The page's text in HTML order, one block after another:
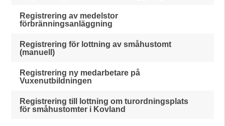
Registrering av medelstor
förbränningsanläggning
Registrering för lottning av småhustomt
(manuell)
Registrering ny medarbetare på
Vuxenutbildningen
Registrering till lottning om turordningsplats
för småhustomter i Kovland